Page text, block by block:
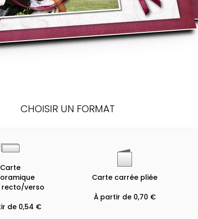
CHOISIR UN FORMAT
Carte
recto/verso
de 0,54 €
Carte carrée pliée
À partir de 0,70 €